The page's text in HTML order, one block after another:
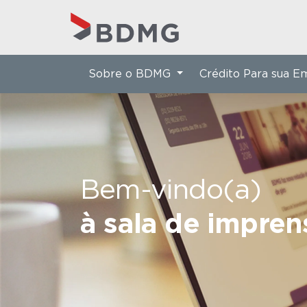
Bem-vindo(a)
à sala de
Sobre o BDMG Crédito Para sua